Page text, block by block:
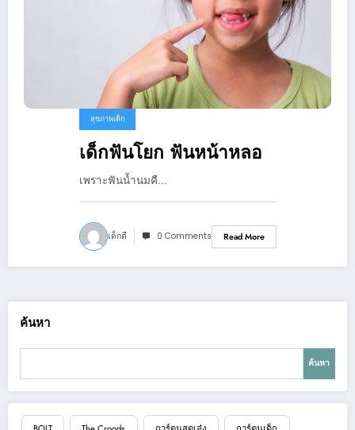
สุขภาพเด็ก
เด็กฟันโยก ฟันหน้าหลอ
เพราะฟันน้ำนมคื…
เด็กดี 0 Comments Read More
ค้นหา
ค้นหา